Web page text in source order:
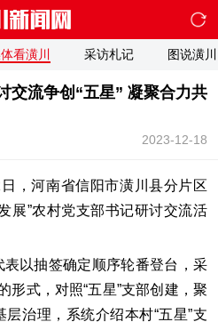
看潢川 采访札记 图说潢川
交流争创“五星” 凝聚合力共
2023-12-18
河南省信阳市潢川县分片区
展”农村党支部书记研讨交流活
以抽签确定顺序轮番登台，采
形式，对照“五星”支部创建，聚
治理，系统介绍本村“五星”支